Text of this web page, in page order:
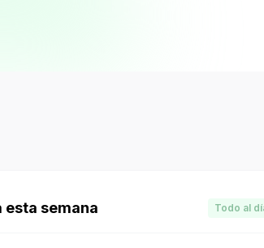
semana Todo al